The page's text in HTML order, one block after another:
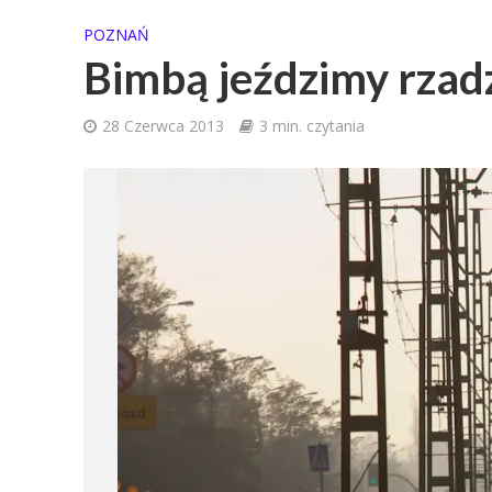
POZNAŃ
Bimbą jeździmy
28 Czerwca 2013 3 min. czytania